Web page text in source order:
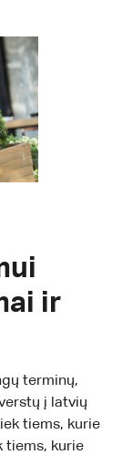
ir
terminų,
į latvių
tiems, kurie
tiems, kurie